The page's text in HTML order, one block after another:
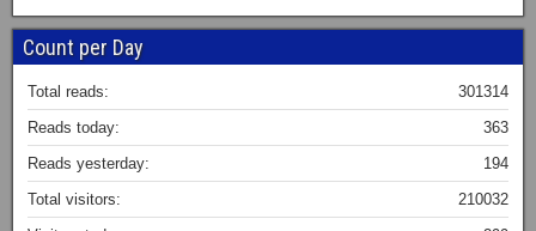
Count per Day
301314
Total reads:
363
Reads today:
194
Reads yesterday:
210032
Total visitors: